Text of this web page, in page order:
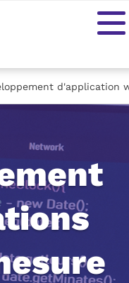
d'application